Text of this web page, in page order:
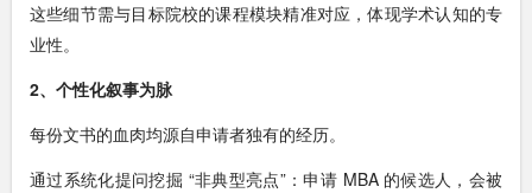
这些细节需与目标院校的课程模块精准对应，体现学术认知的专
业性。
2、个性化叙事为脉
每份文书的血肉均源自申请者独有的经历。
通过系统化提问挖掘 “非典型亮点”：申请 MBA 的候选人，会被